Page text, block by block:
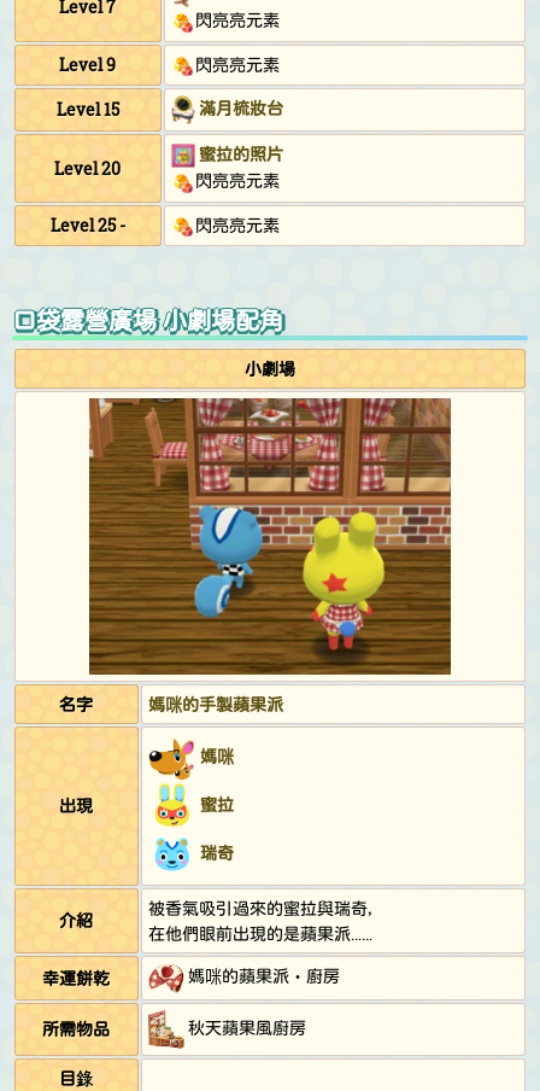
Level 7
閃亮亮元素
Level 9
閃亮亮元素
Level 15
滿月梳妝台
Level 20
蜜拉的照片
閃亮亮元素
Level 25 -
閃亮亮元素
口袋露營廣場 小劇場配角
小劇場
名字 媽咪的手製蘋果派
出現
媽咪
蜜拉
瑞奇
介紹
被香氣吸引過來的蜜拉與瑞奇，
在他們眼前出現的是蘋果派……
幸運餅乾
媽咪的蘋果派‧廚房
所需物品 秋天蘋果風廚房
目錄